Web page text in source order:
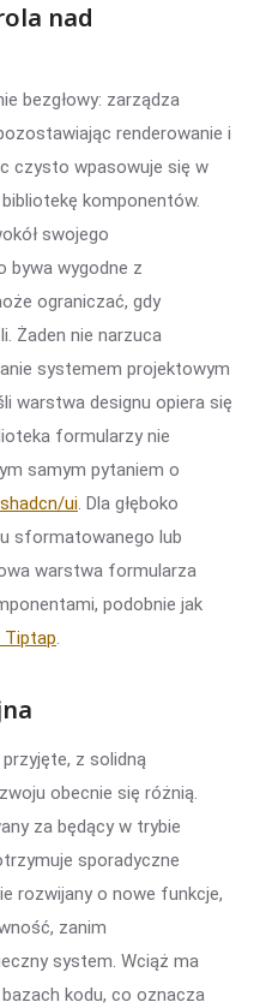
nad
bezgłowy: zarządza
renderowanie i
czysto wpasowuje się w
komponentów.
swojego
bywa wygodne z
ograniczać, gdy
Żaden nie narzuca
systemem projektowym
warstwa designu opiera się
formularzy nie
samym pytaniem o
ui. Dla głęboko
sformatowanego lub
warstwa formularza
podobnie jak
Tiptap.
z solidną
obecnie się różnią.
za będący w trybie
sporadyczne
rozwijany o nowe funkcje,
zanim
system. Wciąż ma
kodu, co oznacza